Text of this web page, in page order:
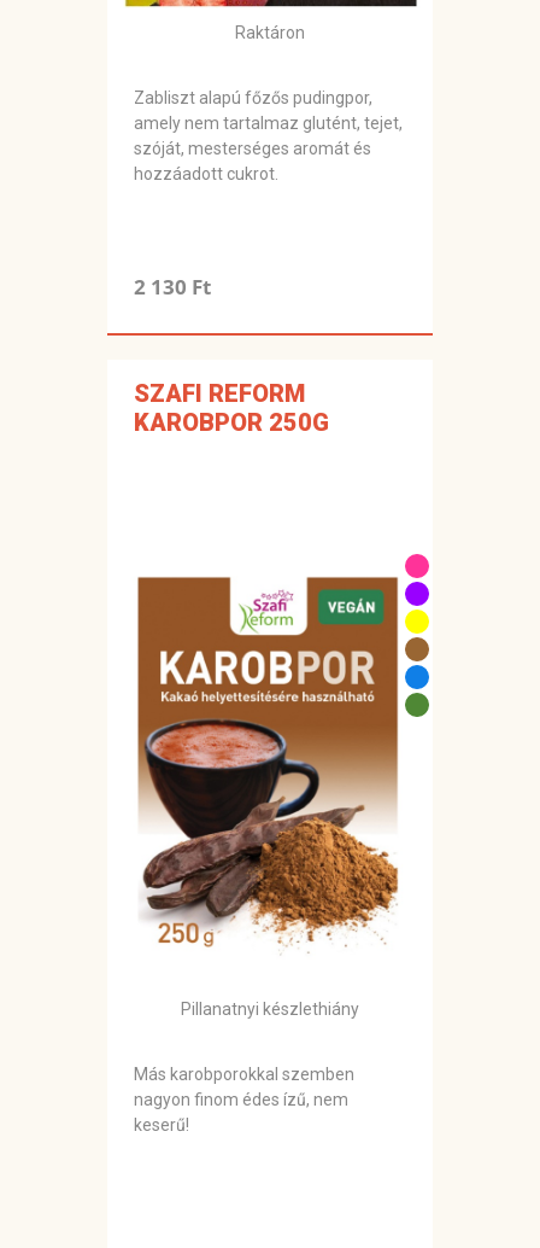
Raktáron
Zabliszt alapú főzős pudingpor,
amely nem tartalmaz glutént, tejet,
szóját, mesterséges aromát és
hozzáadott cukrot.
2 130 Ft
SZAFI REFORM
KAROBPOR 250G
Pillanatnyi készlethiány
Más karobporokkal szemben
nagyon finom édes ízű, nem
keserű!